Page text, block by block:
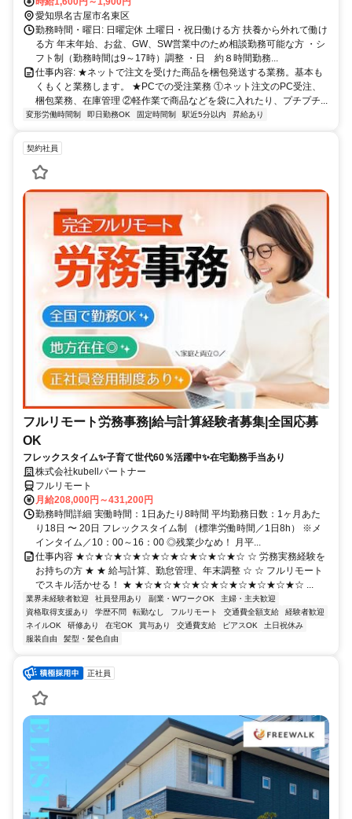
愛知県名古屋市名東区
勤務時間・曜日: 日曜定休 土曜日・祝日働ける方 扶養から外れて働け
る方 年末年始、お盆、GW、SW営業中のため相談勤務可能な方 ・シ
フト制（勤務時間は9～17時）調整 ・日 約８時間勤務...
仕事内容: ★ネットで注文を受けた商品を梱包発送する業務。基本も
くもくと業務します。 ★PCでの受注業務 ①ネット注文のPC受注、
梱包業務、在庫管理 ②軽作業で商品などを袋に入れたり、プチプチ...
変形労働時間制 即日勤務OK 固定時間制 駅近5分以内 昇給あり
契約社員
フルリモート労務事務|給与計算経験者募集|全国応募
OK
フレックスタイム✨子育て世代60％活躍中✨在宅勤務手当あり
株式会社kubellパートナー
フルリモート
月給208,000円～431,200円
勤務時間詳細 実働時間：1日あたり8時間 平均勤務日数：1ヶ月あた
り18日 〜 20日 フレックスタイム制 （標準労働時間／1日8h） ※メ
インタイム／10：00～16：00 ◎残業少なめ！ 月平...
仕事内容 ★☆★☆★☆★☆★☆★☆★☆★☆★☆ ☆ 労務実務経験を
お持ちの方 ★ ★ 給与計算、勤怠管理、年末調整 ☆ ☆ フルリモート
でスキル活かせる！ ★ ★☆★☆★☆★☆★☆★☆★☆★☆★☆ ...
業界未経験者歓迎 社員登用あり 副業・WワークOK
主婦・主夫歓迎
資格取得支援あり
学歴不問 転勤なし フルリモート 交通費全額支給
経験者歓迎
ネイルOK
研修あり 在宅OK 賞与あり 交通費支給 ピアスOK
土日祝休み
服装自由
髪型・髪色自由
正社員